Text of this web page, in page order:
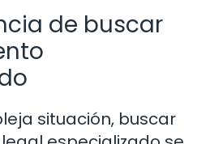
de buscar
situación, buscar